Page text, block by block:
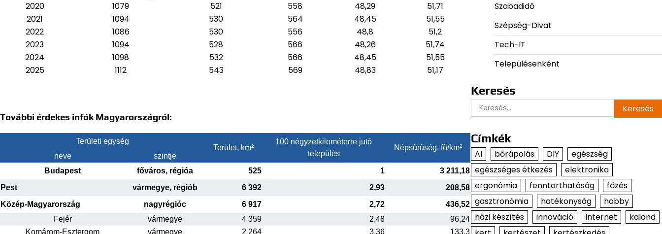
2020
1079 521 558 48,29
51,71
2021
1094 530 564 48,45
51,55
2022
1086 530 556 48,8
51,2
2023
1094 528 566 48,26
51,74
2024
1098 532 566 48,45
51,55
2025
1112 543 569 48,83 51,17
További érdekes infók Magyarországról:
Területi egység
Terület, km²
100 négyzetkilométerre jutó
település
Népsűrűség, fő/km²
neve
szintje
Budapest
főváros, régióa 525 1
3 211,18
Pest
vármegye, régiób 6 392 2,93
208,58
Közép-Magyarország
nagyrégióc 6 917 2,72
436,52
Fejér
vármegye 4 359 2,48
96,24
Komárom-Esztergom
vármegye 2 264 3,36 133,3
Szabadidő
Szépség-Divat
Tech-IT
Településenként
Keresés
Keresés:
Címkék
AI bőrápolás DIY
egészség
egészséges étkezés
elektronika
ergonómia
fenntarthatóság
főzés
gasztronómia
hatékonyság
hobby
házi készítés
innováció internet
kaland